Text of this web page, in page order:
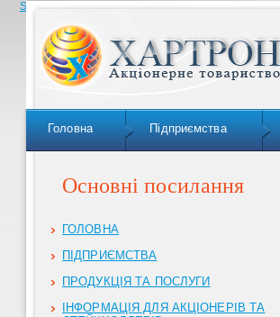
Skip to navigation
Головна Підприємства
Основні посилання
ГОЛОВНА
ПІДПРИЄМСТВА
ПРОДУКЦІЯ ТА ПОСЛУГИ
ІНФОРМАЦІЯ ДЛЯ АКЦІОНЕРІВ ТА